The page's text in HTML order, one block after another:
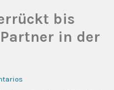
bis
in der